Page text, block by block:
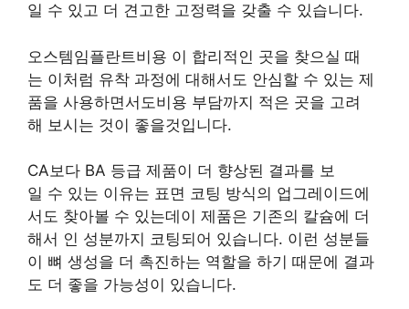
일 수 있고 더 견고한 고정력을 갖출 수 있습니다.
오스템임플란트비용 이 합리적인 곳을 찾으실 때
는 이처럼 유착 과정에 대해서도 안심할 수 있는 제
품을 사용하면서도비용 부담까지 적은 곳을 고려
해 보시는 것이 좋을것입니다.
CA보다 BA 등급 제품이 더 향상된 결과를 보
일 수 있는 이유는 표면 코팅 방식의 업그레이드에
서도 찾아볼 수 있는데이 제품은 기존의 칼슘에 더
해서 인 성분까지 코팅되어 있습니다. 이런 성분들
이 뼈 생성을 더 촉진하는 역할을 하기 때문에 결과
도 더 좋을 가능성이 있습니다.